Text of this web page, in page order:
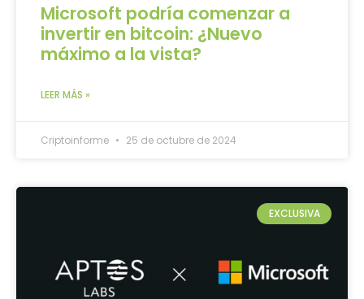
Microsoft podría comenzar a
invertir en bitcoin: ¿Nuevo
máximo a la vista?
LEER MÁS »
Criptoinforme 25 de octubre de 2024
EXCLUSIVA